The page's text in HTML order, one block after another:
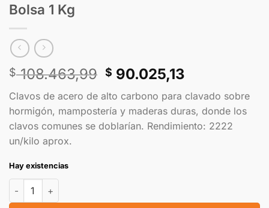
Bolsa 1 Kg
$108.463,99 $ 90.025,13
Clavos de acero de alto carbono para clavado sobre
hormigón, mampostería y maderas duras, donde los
clavos comunes se doblarían. Rendimiento: 2222
un/kilo aprox.
Hay existencias